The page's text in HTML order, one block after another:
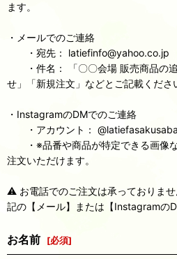
ます。
・メールでのご連絡
・宛先：
・件名： 「〇〇会場 販売商品の追
せ」「新規注文」などとご記載くださ
・InstagramのDMでのご連絡
・アカウント：
・※品番や商品が特定できる画像
注文いただけます。
⚠️ お電話でのご注文は承っておりま
記の【メール】または【Instagramの
お名前 [必須]